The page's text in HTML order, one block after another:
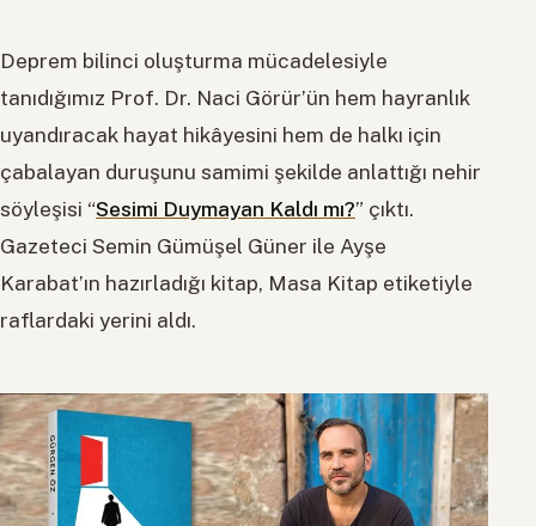
Deprem bilinci oluşturma mücadelesiyle
tanıdığımız Prof. Dr. Naci Görür’ün hem hayranlık
uyandıracak hayat hikâyesini hem de halkı için
çabalayan duruşunu samimi şekilde anlattığı nehir
söyleşisi “Sesimi Duymayan Kaldı mı?” çıktı.
Gazeteci Semin Gümüşel Güner ile Ayşe
Karabat’ın hazırladığı kitap, Masa Kitap etiketiyle
raflardaki yerini aldı.